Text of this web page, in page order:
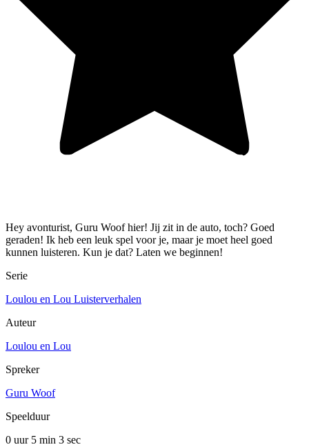
Hey avonturist, Guru Woof hier! Jij zit in de auto, toch? Goed
geraden! Ik heb een leuk spel voor je, maar je moet heel goed
kunnen luisteren. Kun je dat? Laten we beginnen!
Serie
Loulou en Lou Luisterverhalen
Auteur
Loulou en Lou
Spreker
Guru Woof
Speelduur
0 uur 5 min 3 sec